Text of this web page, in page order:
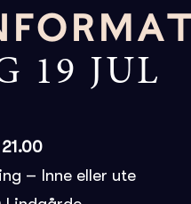
19 JUL
– Inne eller ute